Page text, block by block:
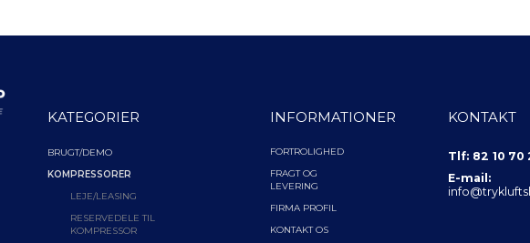
KATEGORIER
BRUGT/DEMO
KOMPRESSORER
LEJE/LEASING
RESERVEDELE TIL
KOMPRESSOR
INFORMATIONER
FORTROLIGHED
FRAGT OG
LEVERING
FIRMA PROFIL
KONTAKT OS
KONTAKT
Tlf: 82 10 70
E-mail: